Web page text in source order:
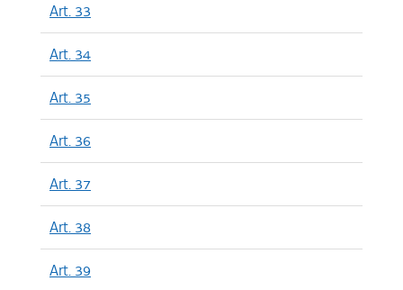
Art. 33
Art. 34
Art. 35
Art. 36
Art. 37
Art. 38
Art. 39